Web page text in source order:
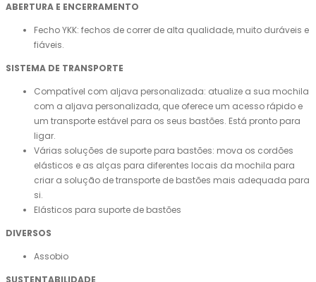
ABERTURA E ENCERRAMENTO
Fecho YKK: fechos de correr de alta qualidade, muito duráveis ​​e
fiáveis.
SISTEMA DE TRANSPORTE
Compatível com aljava personalizada: atualize a sua mochila
com a aljava personalizada, que oferece um acesso rápido e
um transporte estável para os seus bastões. Está pronto para
ligar.
Várias soluções de suporte para bastões: mova os cordões
elásticos e as alças para diferentes locais da mochila para
criar a solução de transporte de bastões mais adequada para
si.
Elásticos para suporte de bastões
DIVERSOS
Assobio